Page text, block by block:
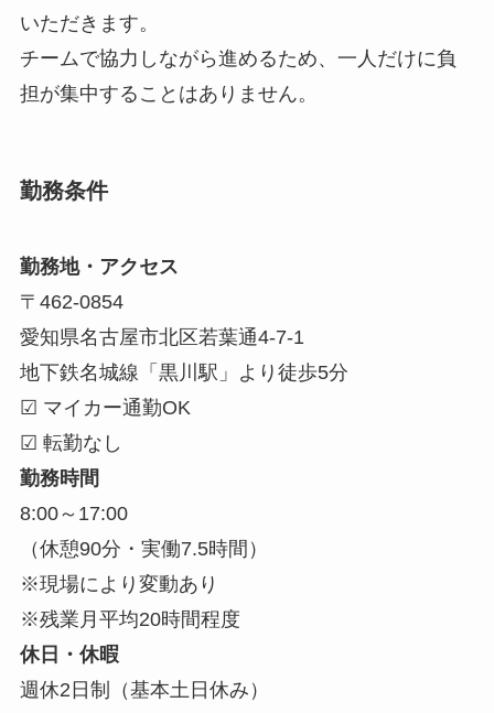
いただきます。
チームで協力しながら進めるため、一人だけに負
担が集中することはありません。
勤務条件
勤務地・アクセス
〒462-0854
愛知県名古屋市北区若葉通4-7-1
地下鉄名城線「黒川駅」より徒歩5分
☑ マイカー通勤OK
☑ 転勤なし
勤務時間
8:00～17:00
（休憩90分・実働7.5時間）
※現場により変動あり
※残業月平均20時間程度
休日・休暇
週休2日制（基本土日休み）